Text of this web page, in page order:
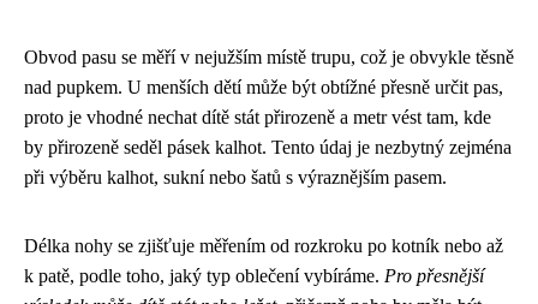
Obvod pasu se měří v nejužším místě trupu, což je obvykle těsně
nad pupkem. U menších dětí může být obtížné přesně určit pas,
proto je vhodné nechat dítě stát přirozeně a metr vést tam, kde
by přirozeně seděl pásek kalhot. Tento údaj je nezbytný zejména
při výběru kalhot, sukní nebo šatů s výraznějším pasem.
Délka nohy se zjišťuje měřením od rozkroku po kotník nebo až
k patě, podle toho, jaký typ oblečení vybíráme. Pro přesnější